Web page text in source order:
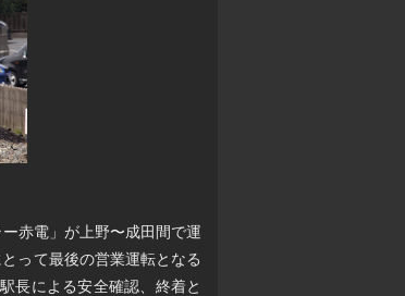
赤電」が上野〜成田間で運
って最後の営業運転となる
長による安全確認、終着と